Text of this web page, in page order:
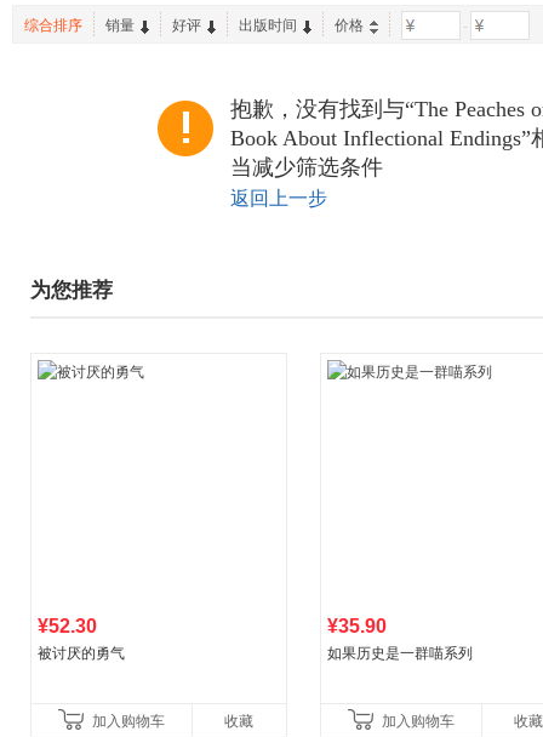
综合排序 销量 好评 出版时间 价格 -
抱歉，没有找到与“The Peaches
Book About Inflectional
当减少筛选条件
返回上一步
为您推荐
¥52.30
被讨厌的勇气
加入购物车 收藏
¥35.90
如果历史是一群喵系列
加入购物车 收藏